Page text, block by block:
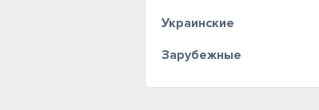
Украинские
Зарубежные